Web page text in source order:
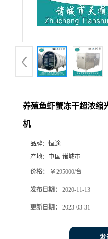
养殖鱼虾蟹冻干超浓缩
机
品牌： 恒途
产地： 中国 诸城市
价格： ￥295000/台
发布日期： 2020-11-13
更新日期： 2023-03-31